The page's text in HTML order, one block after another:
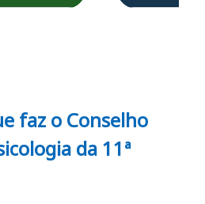
faz o Conselho
da 11ª